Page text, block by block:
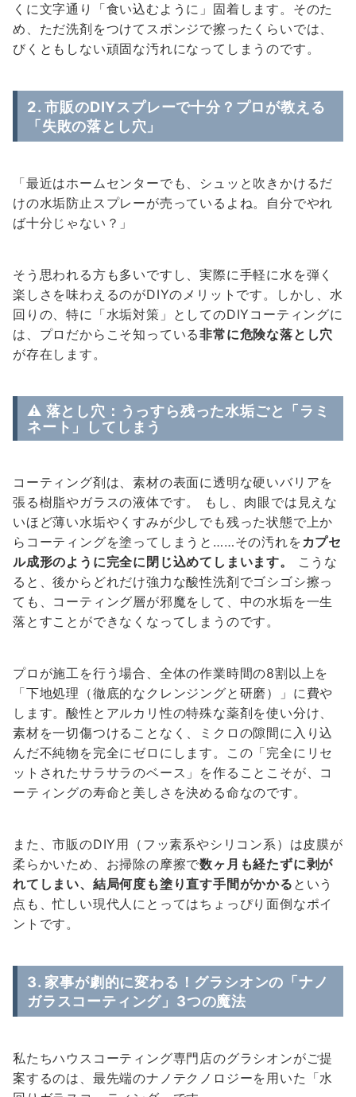
くに文字通り「食い込むように」固着します。そのた
め、ただ洗剤をつけてスポンジで擦ったくらいでは、
びくともしない頑固な汚れになってしまうのです。
2. 市販のDIYスプレーで十分？プロが教える
「失敗の落とし穴」
「最近はホームセンターでも、シュッと吹きかけるだ
けの水垢防止スプレーが売っているよね。自分でやれ
ば十分じゃない？」
そう思われる方も多いですし、実際に手軽に水を弾く
楽しさを味わえるのがDIYのメリットです。しかし、水
回りの、特に「水垢対策」としてのDIYコーティングに
は、プロだからこそ知っている非常に危険な落とし穴
が存在します。
⚠️ 落とし穴：うっすら残った水垢ごと「ラミ
ネート」してしまう
コーティング剤は、素材の表面に透明な硬いバリアを
張る樹脂やガラスの液体です。 もし、肉眼では見えな
いほど薄い水垢やくすみが少しでも残った状態で上か
らコーティングを塗ってしまうと……その汚れをカプセ
ル成形のように完全に閉じ込めてしまいます。
こうな
ると、後からどれだけ強力な酸性洗剤でゴシゴシ擦っ
ても、コーティング層が邪魔をして、中の水垢を一生
落とすことができなくなってしまうのです。
プロが施工を行う場合、全体の作業時間の8割以上を
「下地処理（徹底的なクレンジングと研磨）」に費や
します。酸性とアルカリ性の特殊な薬剤を使い分け、
素材を一切傷つけることなく、ミクロの隙間に入り込
んだ不純物を完全にゼロにします。この「完全にリセ
ットされたサラサラのベース」を作ることこそが、コ
ーティングの寿命と美しさを決める命なのです。
また、市販のDIY用（フッ素系やシリコン系）は皮膜が
柔らかいため、お掃除の摩擦で数ヶ月も経たずに剥が
れてしまい、結局何度も塗り直す手間がかかる という
点も、忙しい現代人にとってはちょっぴり面倒なポイ
ントです。
3. 家事が劇的に変わる！グラシオンの「ナノ
ガラスコーティング」3つの魔法
私たちハウスコーティング専門店のグラシオンがご提
案するのは、最先端のナノテクノロジーを用いた「水